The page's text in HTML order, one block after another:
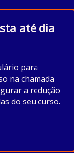
até dia
para
na chamada
a redução
do seu curso.